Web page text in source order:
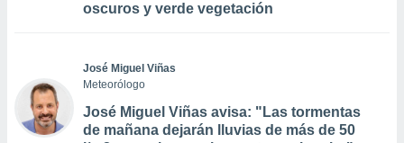
oscuros y verde vegetación
José Miguel Viñas
Meteorólogo
José Miguel Viñas avisa: "Las tormentas
de mañana dejarán lluvias de más de 50